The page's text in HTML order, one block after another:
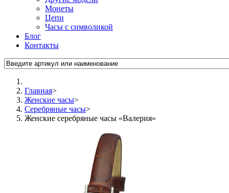
Монеты
Цепи
Часы с символикой
Блог
Контакты
Главная>
Женские часы>
Серебряные часы>
Женские серебряные часы «Валерия»